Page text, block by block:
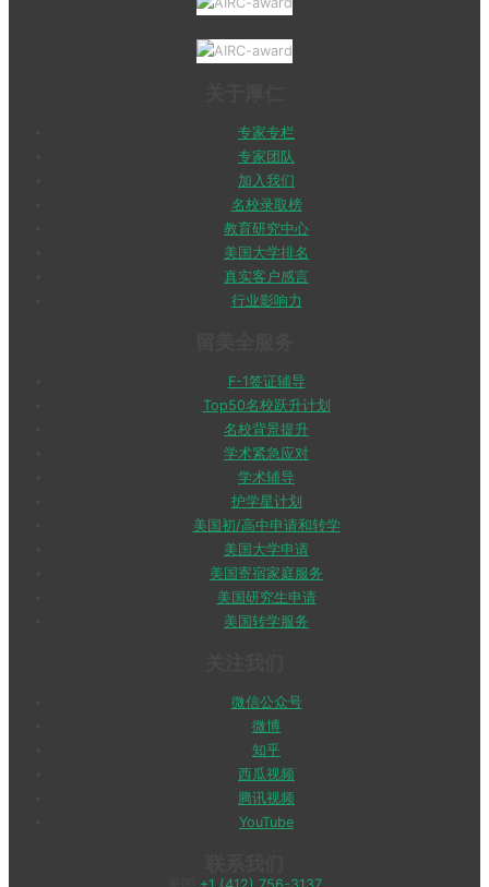
专家专栏
专家团队
加入我们
名校录取榜
教育研究中心
美国大学排名
真实客户感言
行业影响力
F-1签证辅导
Top50名校跃升计划
名校背景提升
学术紧急应对
学术辅导
护学星计划
美国初/高中申请和转学
美国大学申请
美国寄宿家庭服务
美国研究生申请
美国转学服务
微信公众号
微博
知乎
西瓜视频
腾讯视频
YouTube